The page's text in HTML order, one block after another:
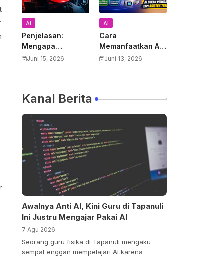
AI
Penjelasan:
Mengapa
Pemerintah AS
Anthropic Claude
Mythos
Juni 15, 2026
AI
Cara
Memanfaatkan AI
untuk Mendukung
Produktivitas dan
Juni 13, 2026
Kanal Berita
Awalnya Anti AI, Kini Guru di Tapanuli
Ini Justru Mengajar Pakai AI
7 Agu 2026
Seorang guru fisika di Tapanuli mengaku
sempat enggan mempelajari AI karena